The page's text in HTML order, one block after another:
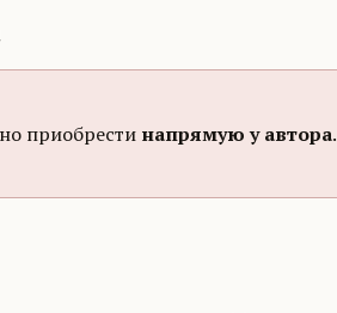
приобрести напрямую у автора.